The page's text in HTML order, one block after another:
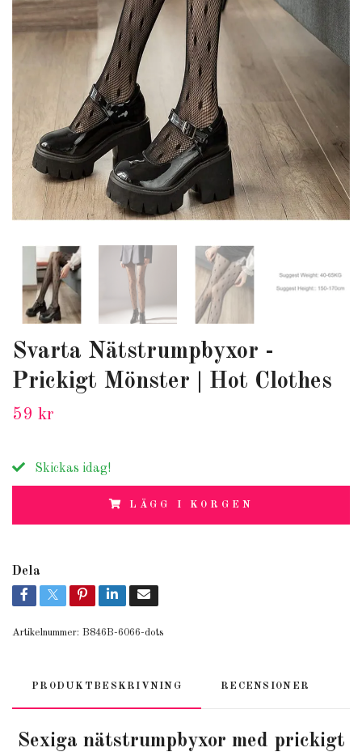
Svarta Nätstrumpbyxor -
Prickigt Mönster | Hot Clothes
59 kr
Skickas idag!
LÄGG I KORGEN
Dela
Artikelnummer: B846B-6066-dots
PRODUKTBESKRIVNING RECENSIONER
Sexiga nätstrumpbyxor med prickigt